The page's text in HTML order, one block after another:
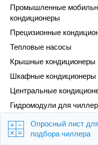
Промышленные
кондиционеры
Прецизионные
Тепловые насосы
Крышные кондиционеры
Шкафные кондиционеры
Центральные
Гидромодули для
Опросный лист для
подбора чиллера